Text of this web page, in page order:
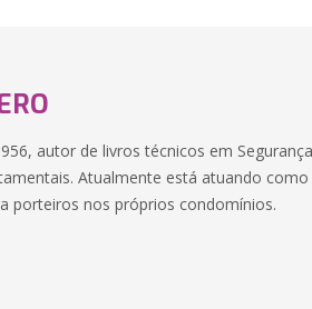
autor de livros técnicos em Segurança
Atualmente está atuando como
porteiros nos próprios condomínios.